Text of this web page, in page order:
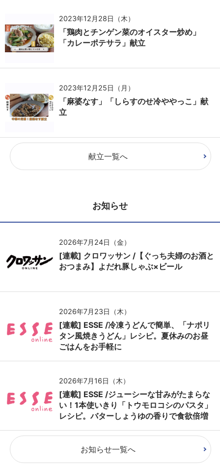
2023年12月28日（木）
「鶏肉とチンゲン菜のオイスター炒め」
「カレーポテサラ」献立
2023年12月25日（月）
「麻婆なす」「しらすのせ冷ややっこ」献
立
献立一覧へ
お知らせ
2026年7月24日（金）
[連載] クロワッサン /【ぐっち夫婦のお酒と
おつまみ】よだれ豚しゃぶ×ビール
2026年7月23日（木）
[連載] ESSE /冷凍うどんで簡単、「ナポリ
タン風焼きうどん」レシピ。夏休みのお昼
ごはんをお手軽に
2026年7月16日（木）
[連載] ESSE /ジューシーな甘みがたまらな
い！1本使いきり「トウモロコシのパスタ」
レシピ。バターしょうゆの香りで食欲倍増
お知らせ一覧へ